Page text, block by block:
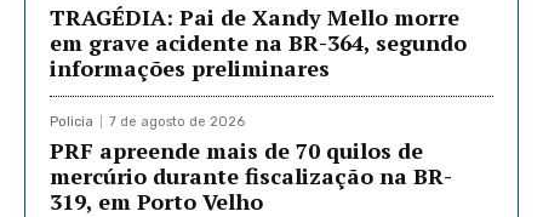
TRAGÉDIA: Pai de Xandy Mello morre
em grave acidente na BR-364, segundo
informações preliminares
Policia 7 de agosto de 2026
PRF apreende mais de 70 quilos de
mercúrio durante fiscalização na BR-
319, em Porto Velho